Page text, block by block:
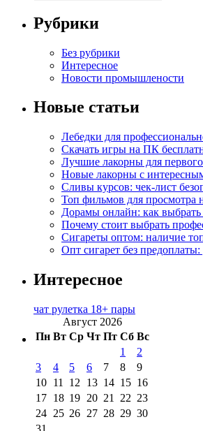
Рубрики
Без рубрики
Интересное
Новости промышлености
Новые статьи
Лебедки для
Скачать игры на ПК
Лучшие лакорны для первого
Новые лакорны с
Сливы курсов: чек-лист
Топ фильмов для просмотра
Дорамы онлайн: как
Почему стоит выбрать
Сигареты оптом: наличие
Опт сигарет без
Интересное
чат рулетка 18+ пары
Август 2026
Пн Вт Ср Чт Пт Сб Вс
1
2
3
4 5 6 7 8
9
10 11 12 13 14 15 16
17 18 19 20 21 22 23
24 25 26 27 28 29 30